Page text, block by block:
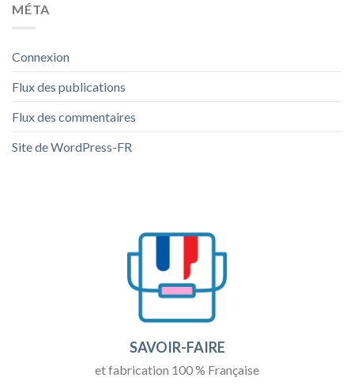
MÉTA
Connexion
Flux des publications
Flux des commentaires
Site de WordPress-FR
SAVOIR-FAIRE
et fabrication 100 % Française